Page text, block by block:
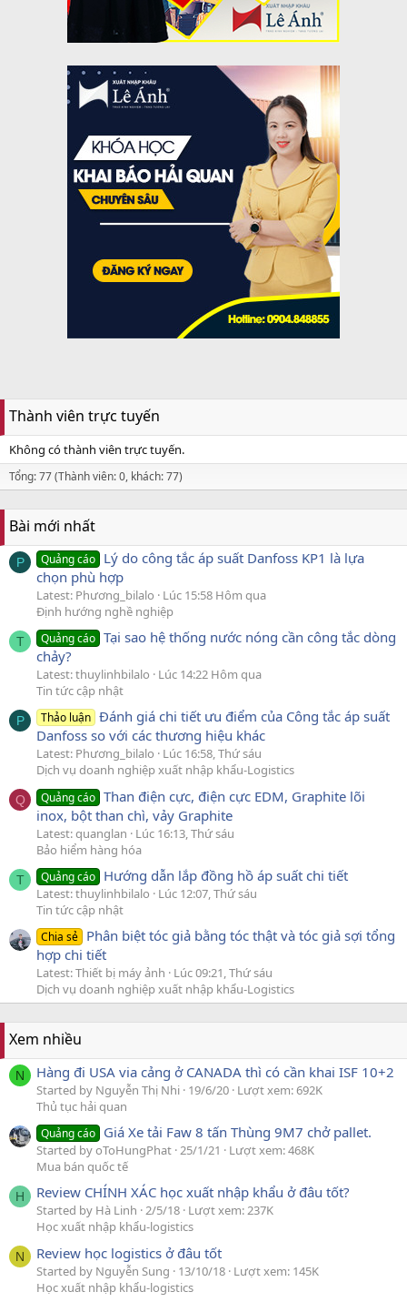
Thành viên trực tuyến
Không có thành viên trực tuyến.
Tổng: 77 (Thành viên: 0, khách: 77)
Bài mới nhất
P Quảng cáo Lý do công tắc áp suất Danfoss KP1 là lựa
chọn phù hợp
Latest: Phương_bilalo
Lúc 15:58 Hôm qua
Định hướng nghề nghiệp
T Quảng cáo Tại sao hệ thống nước nóng cần công tắc dòng
chảy?
Latest: thuylinhbilalo
Lúc 14:22 Hôm qua
Tin tức cập nhật
P Thảo luận Đánh giá chi tiết ưu điểm của Công tắc áp suất
Danfoss so với các thương hiệu khác
Latest: Phương_bilalo
Lúc 16:58, Thứ sáu
Dịch vụ doanh nghiệp xuất nhập khẩu-Logistics
Q Quảng cáo Than điện cực, điện cực EDM, Graphite lõi
inox, bột than chì, vảy Graphite
Latest: quanglan
Lúc 16:13, Thứ sáu
Bảo hiểm hàng hóa
T Quảng cáo Hướng dẫn lắp đồng hồ áp suất chi tiết
Latest: thuylinhbilalo
Lúc 12:07, Thứ sáu
Tin tức cập nhật
Chia sẻ Phân biệt tóc giả bằng tóc thật và tóc giả sợi tổng
hợp chi tiết
Latest: Thiết bị máy ảnh
Lúc 09:21, Thứ sáu
Dịch vụ doanh nghiệp xuất nhập khẩu-Logistics
Xem nhiều
N Hàng đi USA via cảng ở CANADA thì có cần khai ISF 10+2
Started by Nguyễn Thị Nhi 19/6/20 Lượt xem: 692K
Thủ tục hải quan
Quảng cáo Giá Xe tải Faw 8 tấn Thùng 9M7 chở pallet.
Started by oToHungPhat 25/1/21
Lượt xem: 468K
Mua bán quốc tế
H Review CHÍNH XÁC học xuất nhập khẩu ở đâu tốt?
Started by Hà Linh 2/5/18 Lượt xem: 237K
Học xuất nhập khẩu-logistics
N Review học logistics ở đâu tốt
Started by Nguyễn Sung 13/10/18 Lượt xem: 145K
Học xuất nhập khẩu-logistics